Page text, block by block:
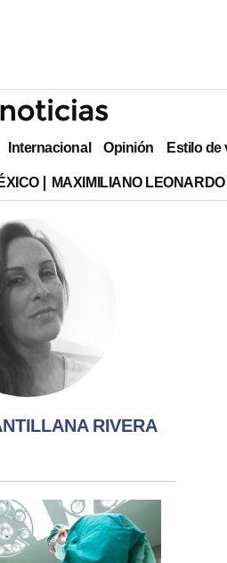
Internacional Opinión Estilo de
MAXIMILIANO
RIVERA